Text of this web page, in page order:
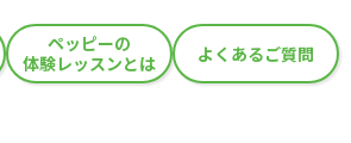
ペッピーの
体験レッスンとは
よくあるご質問